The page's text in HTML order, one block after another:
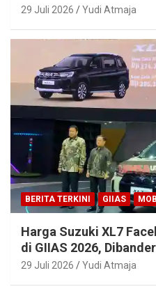
29 Juli 2026 Yudi Atmaja
BERITA TERKINI GIIAS
Harga Suzuki XL7
di GIIAS 2026,
29 Juli 2026 Yudi Atmaja